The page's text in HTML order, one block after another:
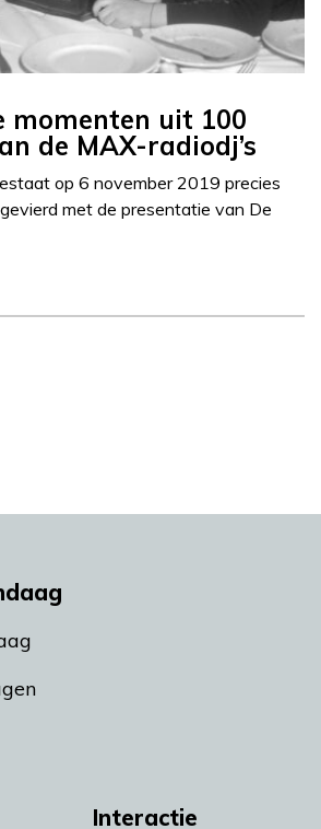
momenten uit 100
de MAX-radiodj’s
op 6 november 2019 precies
met de presentatie van De
Interactie